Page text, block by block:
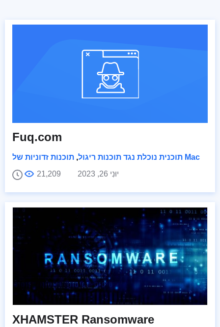
Fuq.com
תוכנית נוכלת נגד תוכנות ריגול,
תוכנות זדוניות של Mac
יוּנִי 26, 2023
21,209
XHAMSTER Ransomware